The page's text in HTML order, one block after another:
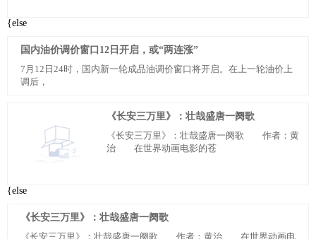
{else
国内油价调价窗口12日开启，或“两连涨”
7月12日24时，国内新一轮成品油调价窗口将开启。在上一轮油价上
调后，
《长安三万里》：壮哉盛唐一阕歌
《长安三万里》：壮哉盛唐一阕歌 作者：黄
治 在世界动画电影的苍
{else
《长安三万里》：壮哉盛唐一阕歌
《长安三万里》：壮哉盛唐一阕歌 作者：黄治 在世界动画电